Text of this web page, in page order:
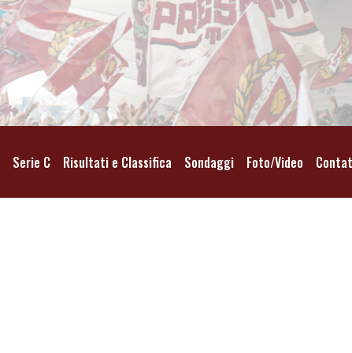
Serie C Risultati e Classifica Sondaggi Foto/Video